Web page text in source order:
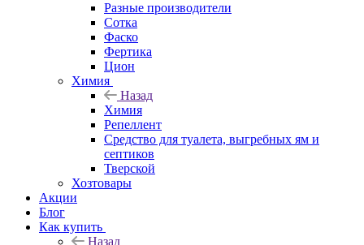
Разные производители
Сотка
Фаско
Фертика
Цион
Химия
Назад
Химия
Репеллент
Средство для туалета, выгребных ям и
септиков
Тверской
Хозтовары
Акции
Блог
Как купить
Назад